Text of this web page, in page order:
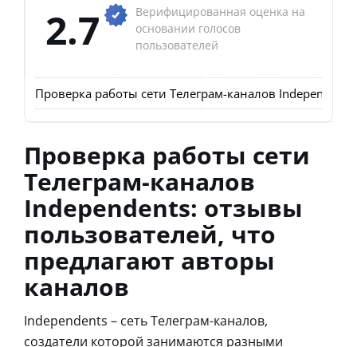
2.7
Верифицированная оценка на
основании голосов
пользователей
Проверка работы сети Телеграм-каналов
Проверка работы сети
Телеграм-каналов
Independents: отзывы
пользователей, что
предлагают авторы
каналов
Independents – сеть Телеграм-каналов,
создатели которой занимаются разными